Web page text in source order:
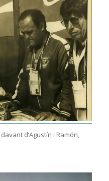
d’Agustín i Ramón,